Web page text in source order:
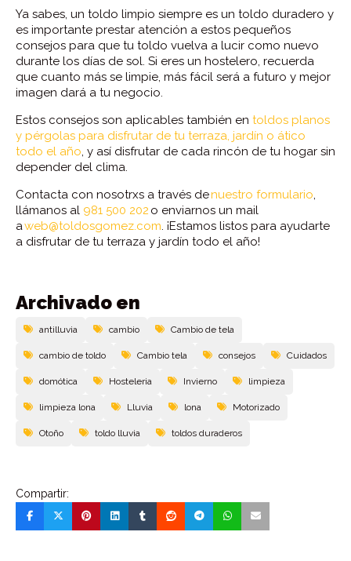
Ya sabes, un toldo limpio siempre es un toldo duradero y
es importante prestar atención a estos pequeños
consejos para que tu toldo vuelva a lucir como nuevo
durante los días de sol. Si eres un hostelero, recuerda
que cuanto más se limpie, más fácil será a futuro y mejor
imagen dará a tu negocio.
Estos consejos son aplicables también en toldos planos
y pérgolas para disfrutar de tu terraza, jardín o ático
todo el año , y así disfrutar de cada rincón de tu hogar sin
depender del clima.
Contacta con nosotrxs a través denuestro formulario
llámanos al 981 500 202 o enviarnos un mail
aweb@toldosgomez.com . ¡Estamos listos para ayudarte
a disfrutar de tu terraza y jardín todo el año!
Archivado en
antilluvia cambio Cambio de tela
cambio de toldo Cambio tela consejos Cuidados
domótica Hosteleria Invierno limpieza
limpieza lona Lluvia lona Motorizado
Otoño toldo lluvia toldos duraderos
Compartir: